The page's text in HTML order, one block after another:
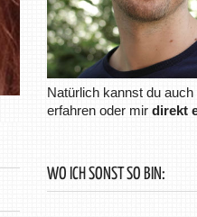
Natürlich kannst du auch
erfahren oder mirdirekt
WO ICH SONST SO BIN: